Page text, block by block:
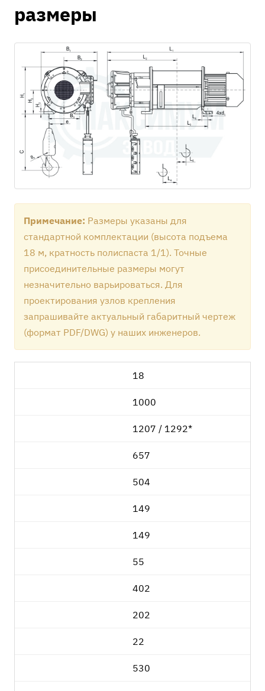
размеры
Примечание: Размеры указаны для
стандартной комплектации (высота подъема
18 м, кратность полиспаста 1/1). Точные
присоединительные размеры могут
незначительно варьироваться. Для
проектирования узлов крепления
запрашивайте актуальный габаритный чертеж
(формат PDF/DWG) у наших инженеров.
18
1000
1207 / 1292*
657
504
149
149
55
402
202
22
530